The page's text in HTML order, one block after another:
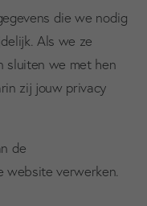
die we nodig
Als we ze
sluiten we met hen
zij jouw privacy
de
website verwerken.